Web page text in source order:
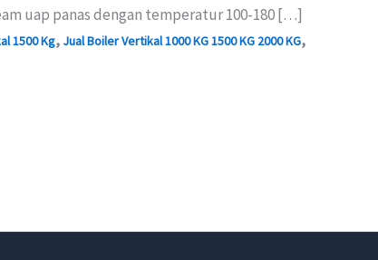
uap panas dengan temperatur 100-180 […]
1500 Kg, Jual Boiler Vertikal 1000 KG 1500 KG 2000 KG,